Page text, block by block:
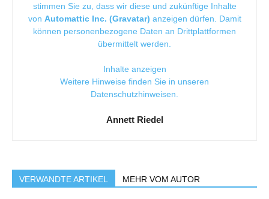
stimmen Sie zu, dass wir diese und zukünftige Inhalte
von Automattic Inc. (Gravatar) anzeigen dürfen. Damit
können personenbezogene Daten an Drittplattformen
übermittelt werden.
Inhalte anzeigen
Weitere Hinweise finden Sie in unseren
Datenschutzhinweisen
Annett Riedel
VERWANDTE ARTIKEL MEHR VOM AUTOR